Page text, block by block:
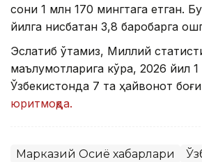
сони 1 млн 170 мингтага етган.
йилга нисбатан 3,8 баробарга
Эслатиб ўтамиз, Миллий
маълумотларига кўра, 2026 йил 1
Ўзбекистонда 7 та ҳайвонот боғи
юритмоқда.
Марказий Осиё хабарлари